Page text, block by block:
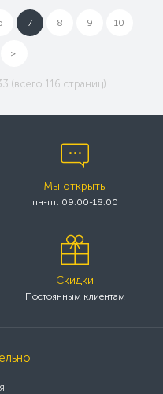
7 8 9 10
>|
(всего 116 страниц)
Мы открыты
пн-пт: 09:00-18:00
Скидки
Постоянным клиентам